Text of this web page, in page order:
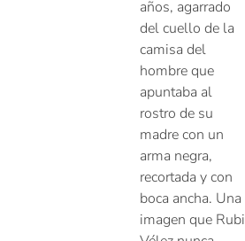
años, agarrado
del cuello de la
camisa del
hombre que
apuntaba al
rostro de su
madre con un
arma negra,
recortada y con
boca ancha. Una
imagen que Rubi